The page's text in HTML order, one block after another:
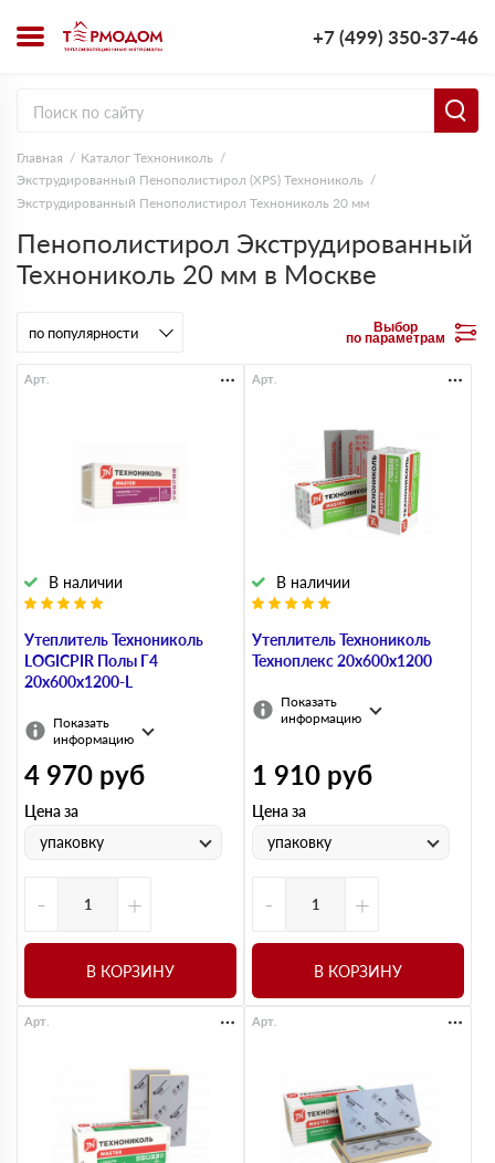
+7 (499) 350-37-46
Главная
Каталог Технониколь
Экструдированный Пенополистирол (XPS) Технониколь
Экструдированный Пенополистирол Технониколь 20 мм
Пенополистирол Экструдированный
Технониколь 20 мм в Москве
Выбор
по параметрам
Утеплитель Технониколь
LOGICPIR Полы Г4
20х600х1200-L
В наличии
Арт.
Показать
информацию
4 970 руб
Цена за
упаковку
- +
В КОРЗИНУ
Утеплитель Технониколь
Техноплекс 20х600х1200
В наличии
Арт.
Показать
информацию
1 910 руб
Цена за
упаковку
- +
В КОРЗИНУ
Арт. Арт.